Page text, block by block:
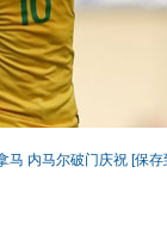
马 内马尔破门庆祝 [保